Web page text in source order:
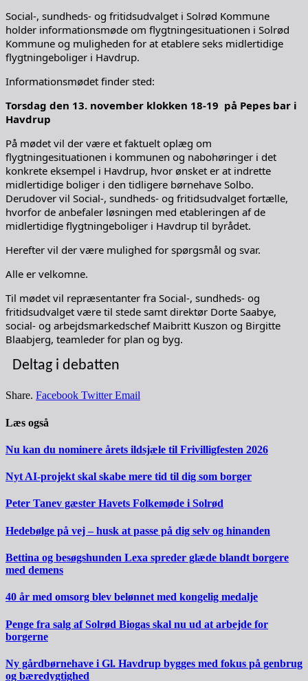
Social-, sundheds- og fritidsudvalget i Solrød Kommune
holder informationsmøde om flygtningesituationen i Solrød
Kommune og muligheden for at etablere seks midlertidige
flygtningeboliger i Havdrup.
Informationsmødet finder sted:
Torsdag den 13. november klokken 18-19 på Pepes bar i
Havdrup
På mødet vil der være et faktuelt oplæg om
flygtningesituationen i kommunen og nabohøringer i det
konkrete eksempel i Havdrup, hvor ønsket er at indrette
midlertidige boliger i den tidligere børnehave Solbo.
Derudover vil Social-, sundheds- og fritidsudvalget fortælle,
hvorfor de anbefaler løsningen med etableringen af de
midlertidige flygtningeboliger i Havdrup til byrådet.
Herefter vil der være mulighed for spørgsmål og svar.
Alle er velkomne.
Til mødet vil repræsentanter fra Social-, sundheds- og
fritidsudvalget være til stede samt direktør Dorte Saabye,
social- og arbejdsmarkedschef Maibritt Kuszon og Birgitte
Blaabjerg, teamleder for plan og byg.
Deltag i debatten
Share. Facebook Twitter Email
Læs også
Nu kan du nominere årets ildsjæle til Frivilligfesten 2026
Nyt AI-projekt skal skabe mere tid til dig som borger
Peter Tanev gæster Havets Folkemøde i Solrød
Hedebølge på vej – husk at passe på dig selv og hinanden
Bettina og besøgshunden Lexa spreder glæde blandt borgere
med demens
40 år med omsorg blev belønnet med kongelig medalje
Penge fra salg af Solrød Biogas skal nu ud at arbejde for
borgerne
Ny gårdbørnehave i Gl. Havdrup bygges med fokus på genbrug
og bæredygtighed